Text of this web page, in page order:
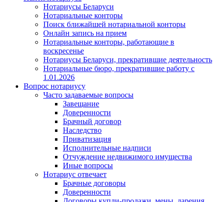
Нотариусы Беларуси
Нотариальные конторы
Поиск ближайшей нотариальной конторы
Онлайн запись на прием
Нотариальные конторы, работающие в
воскресенье
Нотариусы Беларуси, прекратившие деятельность
Нотариальные бюро, прекратившие работу с
1.01.2026
Вопрос нотариусу
Часто задаваемые вопросы
Завещание
Доверенности
Брачный договор
Наследство
Приватизация
Исполнительные надписи
Отчуждение недвижимого имущества
Иные вопросы
Нотариус отвечает
Брачные договоры
Доверенности